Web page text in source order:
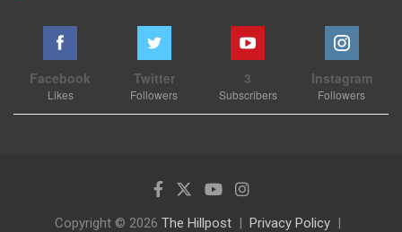
Facebook
Likes
Twitter
Followers
3
Subscribers
Instagram
Followers
Copyright © 2026 The Hillpost Privacy Policy